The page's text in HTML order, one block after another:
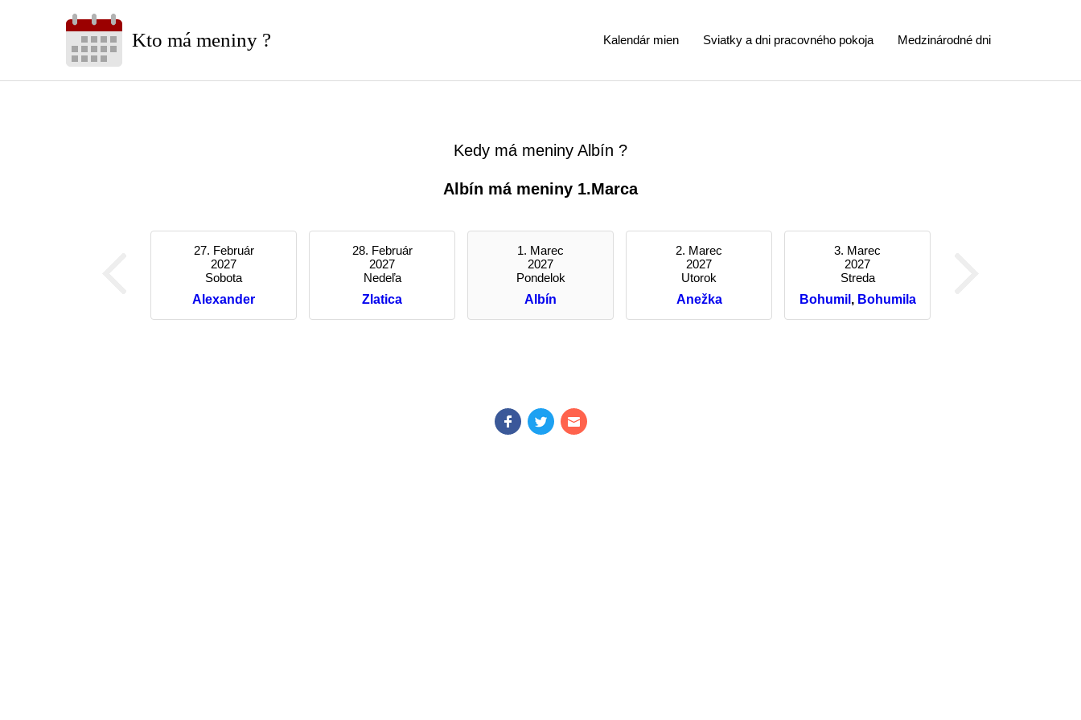
Kto má meniny ? Medzinárodné dni
Sviatky a dni pracovného pokoja
Kalendár mien
Kedy má meniny Albín ?
Albín má meniny 1.Marca
27. Február
2027
Sobota
Alexander
28. Február
2027
Nedeľa
Zlatica
1. Marec
2027
Pondelok
Albín
2. Marec
2027
Utorok
Anežka
3. Marec
2027
Streda
Bohumil , Bohumila